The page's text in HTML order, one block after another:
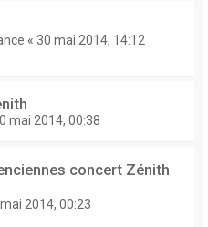
« 30 mai 2014, 14:12
mai 2014, 00:38
concert Zénith
2014, 00:23